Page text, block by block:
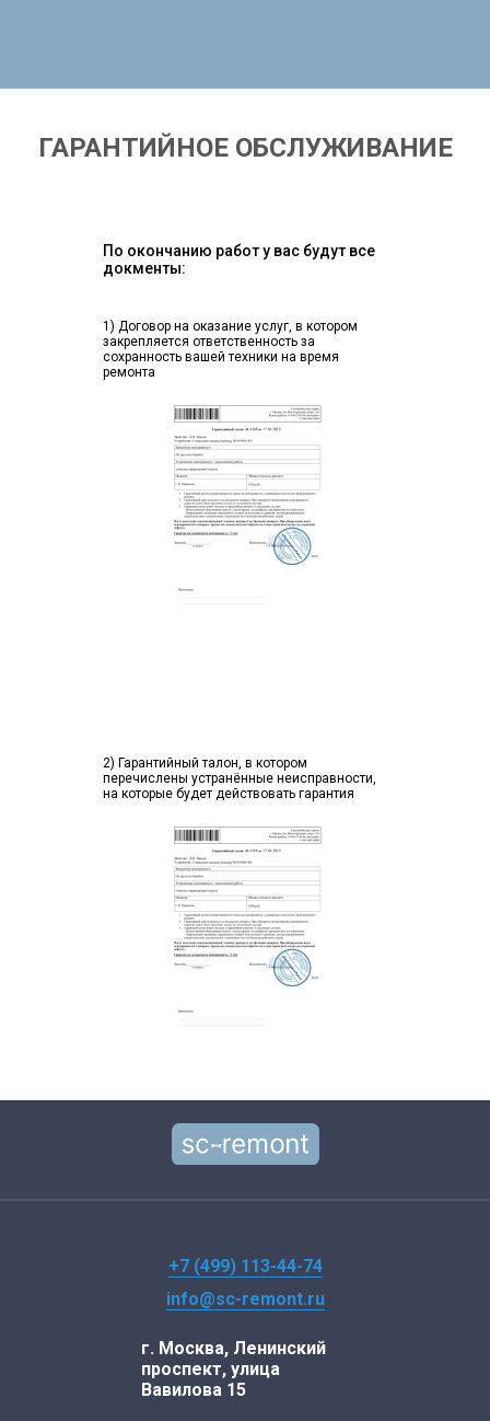
ГАРАНТИЙНОЕ ОБСЛУЖИВАНИЕ
По окончанию работ у вас будут все
докменты:
1) Договор на оказание услуг, в котором
закрепляется ответственность за
сохранность вашей техники на время
ремонта
2) Гарантийный талон, в котором
перечислены устранённые неисправности,
на которые будет действовать гарантия
+7 (499) 113-44-74
info@sc-remont.ru
г. Москва, Ленинский
проспект, улица
Вавилова 15